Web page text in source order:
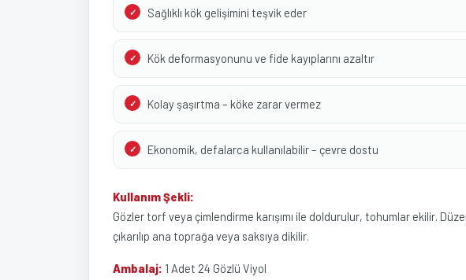
Sağlıklı kök gelişimini teşvik eder
Kök deformasyonunu ve fide kayıplarını azaltır
Kolay şaşırtma – köke zarar vermez
Ekonomik, defalarca kullanılabilir – çevre dostu
Kullanım Şekli:
Gözler torf veya çimlendirme karışımı ile doldurulur, tohumlar ekilir.
çıkarılıp ana toprağa veya saksıya dikilir.
Ambalaj: 1 Adet 24 Gözlü Viyol